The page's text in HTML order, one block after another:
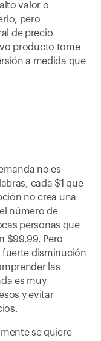
valor o
pero
de precio
producto tome
a medida que
no es
cada $1 que
no crea una
número de
personas que
$99,99. Pero
fuerte disminución
las
es muy
y evitar
se quiere